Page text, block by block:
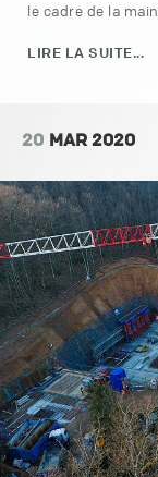
le cadre de la
LIRE LA SUITE...
20 MAR 2020